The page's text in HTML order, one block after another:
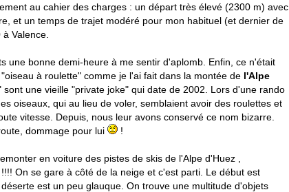
au cahier des charges : un départ très élevé (2300 m) avec
et un temps de trajet modéré pour mon habituel (et dernier de
Valence.
une bonne demi-heure à me sentir d'aplomb. Enfin, ce n'était
à roulette" comme je l'ai fait dans la montée de l'Alpe
sont une vieille "private joke" qui date de 2002. Lors d'une rando
oiseaux, qui au lieu de voler, semblaient avoir des roulettes et
vitesse. Depuis, nous leur avons conservé ce nom bizarre.
dommage pour lui
!
en voiture des pistes de skis de l'Alpe d'Huez ,
On se gare à côté de la neige et c'est parti. Le début est
est un peu glauque. On trouve une multitude d'objets